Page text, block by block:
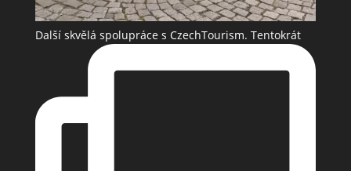
Další skvělá spolupráce s CzechTourism. Tentokrát